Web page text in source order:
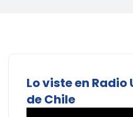
Lo viste en
de Chile